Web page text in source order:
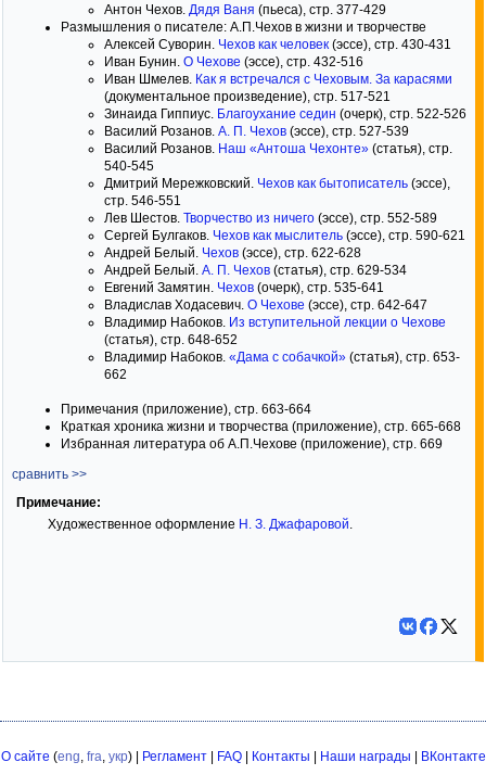
Антон Чехов. Дядя Ваня (пьеса), стр. 377-429
Размышления о писателе: А.П.Чехов в жизни и творчестве
Алексей Суворин. Чехов как человек (эссе), стр. 430-431
Иван Бунин. О Чехове (эссе), стр. 432-516
Иван Шмелев. Как я встречался с Чеховым. За карасями
(документальное произведение), стр. 517-521
Зинаида Гиппиус. Благоухание седин (очерк), стр. 522-526
Василий Розанов. А. П. Чехов (эссе), стр. 527-539
Василий Розанов. Наш «Антоша Чехонте» (статья), стр.
540-545
Дмитрий Мережковский. Чехов как бытописатель (эссе),
стр. 546-551
Лев Шестов. Творчество из ничего (эссе), стр. 552-589
Сергей Булгаков. Чехов как мыслитель (эссе), стр. 590-621
Андрей Белый. Чехов (эссе), стр. 622-628
Андрей Белый. А. П. Чехов (статья), стр. 629-534
Евгений Замятин. Чехов (очерк), стр. 535-641
Владислав Ходасевич. О Чехове (эссе), стр. 642-647
Владимир Набоков. Из вступительной лекции о Чехове
(статья), стр. 648-652
Владимир Набоков. «Дама с собачкой» (статья), стр. 653-
662
Примечания (приложение), стр. 663-664
Краткая хроника жизни и творчества (приложение), стр. 665-668
Избранная литература об А.П.Чехове (приложение), стр. 669
сравнить >>
Примечание:
Художественное оформление Н. З. Джафаровой.
О сайте (eng, fra, укр) | Регламент| FAQ| Контакты Наши награды ВКонтакте